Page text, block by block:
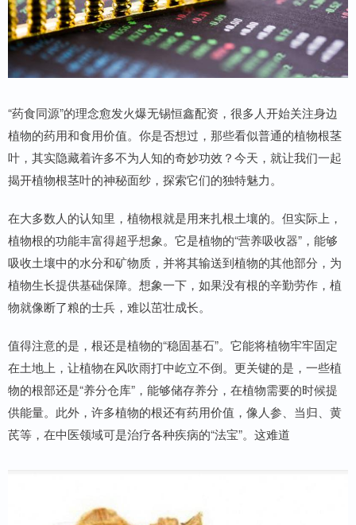
“药食同源”的理念愈发火爆无锡恒鑫配资，很多人开始关注身边
植物的药用和食用价值。你是否想过，那些看似普通的植物根茎
叶，其实隐藏着许多不为人知的奇妙功效？今天，就让我们一起
揭开植物根茎叶的神秘面纱，探索它们的独特魅力。
在大多数人的认知里，植物根就是用来扎根土壤的。但实际上，
植物根的功能丰富得超乎想象。它是植物的“营养吸收器”，能够
吸收土壤中的水分和矿物质，并将其输送到植物的其他部分，为
植物生长提供基础保障。想象一下，如果没有根的辛勤劳作，植
物就像断了粮的士兵，难以茁壮成长。
值得注意的是，根还是植物的“稳固基石”。它能将植物牢牢固定
在土地上，让植物在风吹雨打中屹立不倒。更关键的是，一些植
物的根部还是“养分仓库”，能够储存养分，在植物需要的时候提
供能量。此外，许多植物的根还有药用价值，像人参、当归、黄
芪等，在中医领域可是治疗各种疾病的“法宝”。这难道